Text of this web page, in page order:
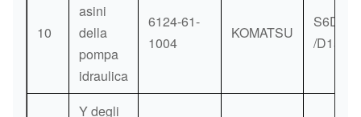
10
asini
della
pompa
idraulica
6124-61-
1004
KOMATSU
S6D155
/
Y degli